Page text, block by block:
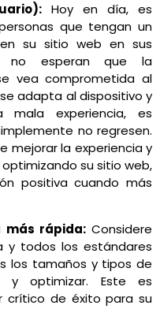
Hoy en día, es
que tengan un
su sitio web en sus
no esperan que la
vea comprometida al
adapta al dispositivo y
mala experiencia, es
no regresen.
mejorar la experiencia y
su sitio web,
positiva cuando más
más rápida:Considere
y todos los estándares
los tamaños y tipos de
y optimizar. Este es
crítico de éxito para su